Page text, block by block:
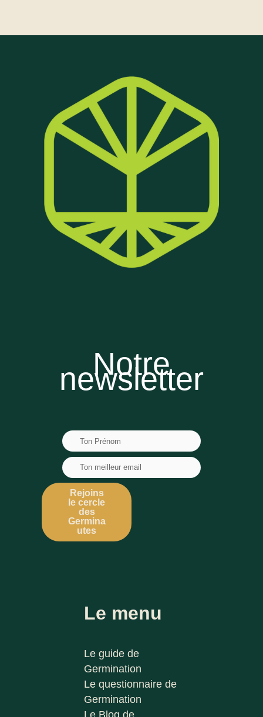
Notre
newsletter
Rejoins
le cercle
des
Germina
utes
Le menu
Le guide de
Germination
Le questionnaire de
Germination
Le Blog de